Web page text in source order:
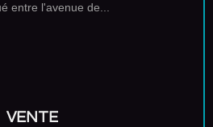
entre l'avenue de...
VENTE